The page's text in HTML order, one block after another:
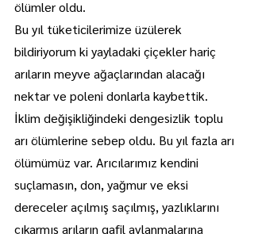
ölümler oldu.
Bu yıl tüketicilerimize üzülerek
bildiriyorum ki yayladaki çiçekler hariç
arıların meyve ağaçlarından alacağı
nektar ve poleni donlarla kaybettik.
İklim değişikliğindeki dengesizlik toplu
arı ölümlerine sebep oldu. Bu yıl fazla arı
ölümümüz var. Arıcılarımız kendini
suçlamasın, don, yağmur ve eksi
dereceler açılmış saçılmış, yazlıklarını
çıkarmış arıların gafil avlanmalarına